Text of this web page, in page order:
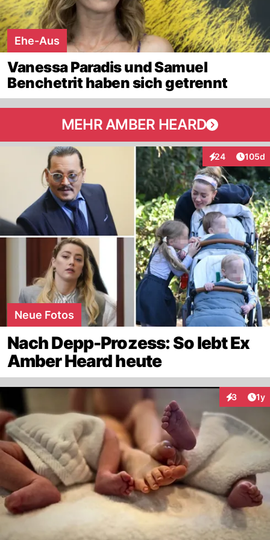
Ehe-Aus
Vanessa Paradis und Samuel
Benchetrit haben sich getrennt
MEHR AMBER HEARD
24
Interaktionen
105d
Neue Fotos
Nach Depp-Prozess: So lebt Ex
Amber Heard heute
3 1y